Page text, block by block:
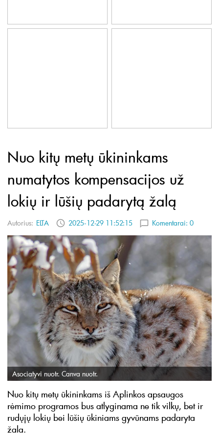
Nuo kitų metų ūkininkams
numatytos kompensacijos už
lokių ir lūšių padarytą žalą
Autorius: ELTA 2025-12-29 11:52:15 Komentarai: 0
Asociatyvi nuotr. Canva nuotr.
Nuo kitų metų ūkininkams iš Aplinkos apsaugos
rėmimo programos bus atlyginama ne tik vilkų, bet ir
rudųjų lokių bei lūšių ūkiniams gyvūnams padaryta
žala.